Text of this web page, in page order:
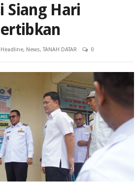
Siang Hari
Headline, News,TANAH DATAR 0